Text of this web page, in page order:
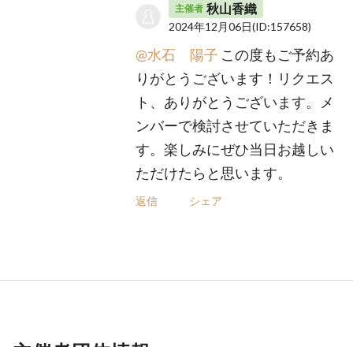
主催者 秋山香織
2024年12月06日(ID:157658)
@水石 陽子 この度もご予約あ
りがとうございます！リクエス
ト、ありがとうございます。メ
ンバーで検討させていただきま
す。楽しみにぜひ当日お越しい
ただけたらと思います。
返信 シェア